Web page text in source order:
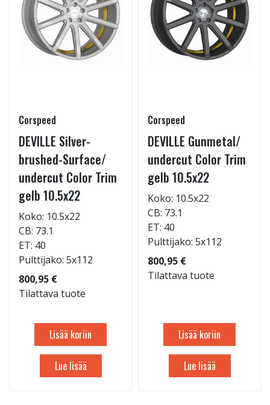
Corspeed
DEVILLE Silver-
brushed-Surface/
undercut Color Trim
gelb 10.5x22
Koko: 10.5x22
CB: 73.1
ET: 40
Pulttijako: 5x112
800,95 €
Tilattava tuote
Lisää koriin
Lue lisää
Corspeed
DEVILLE Gunmetal/
undercut Color Trim
gelb 10.5x22
Koko: 10.5x22
CB: 73.1
ET: 40
Pulttijako: 5x112
800,95 €
Tilattava tuote
Lisää koriin
Lue lisää